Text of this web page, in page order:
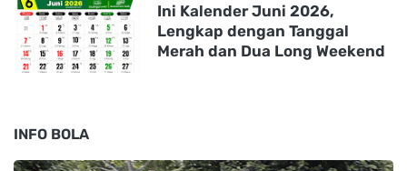
Ini Kalender Juni 2026,
Lengkap dengan Tanggal
Merah dan Dua Long Weekend
INFO BOLA